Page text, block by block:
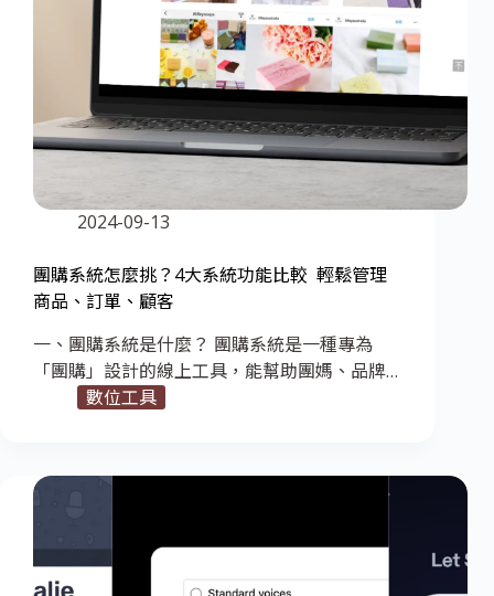
2024-09-13
團購系統怎麼挑？4大系統功能比較 輕鬆管理
商品、訂單、顧客
一、團購系統是什麼？ 團購系統是一種專為
「團購」設計的線上工具，能幫助團媽、品牌…
數位工具